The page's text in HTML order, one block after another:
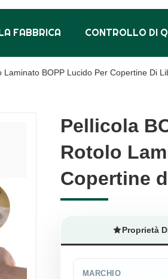
FABBRICA CONTROLLO DI
BOPP Lucido Per Copertine Di
Pellicola
Rotolo
Copertine
Pellicola
Rotolo
Copertine
Proprietà
MARCHIO